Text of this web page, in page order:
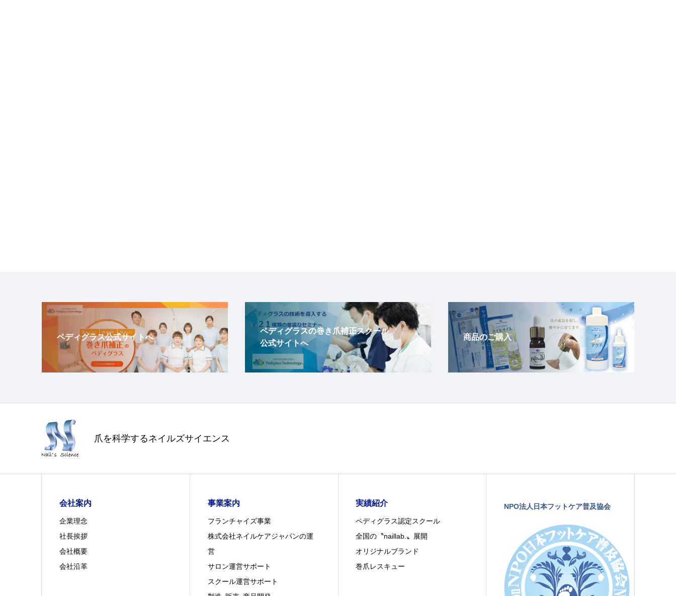
ペディグラス公式サイトへ
ペディグラスの巻き爪補正スクール
公式サイトへ
商品のご購入
爪を科学するネイルズサイエンス
会社案内
企業理念
社長挨拶
会社概要
会社沿革
事業案内
フランチャイズ事業
株式会社ネイルケアジャパンの運
営
サロン運営サポート
スクール運営サポート
実績紹介
ペディグラス認定スクール
全国の〝naillab.〟展開
オリジナルブランド
巻爪レスキュー
NPO法人日本フットケア普及協会